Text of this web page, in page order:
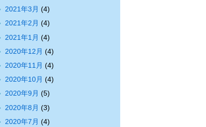
2021年3月 (4)
2021年2月 (4)
2021年1月 (4)
2020年12月 (4)
2020年11月 (4)
2020年10月 (4)
2020年9月 (5)
2020年8月 (3)
2020年7月 (4)